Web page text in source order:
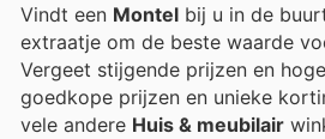
Vindt een Montel bij u in de
extraatje om de beste waarde
Vergeet stijgende prijzen en
goedkope prijzen en unieke
vele andere Huis & meubilair